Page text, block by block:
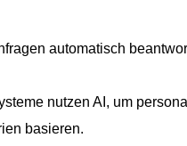
automatisch
nutzen AI, um
basieren.